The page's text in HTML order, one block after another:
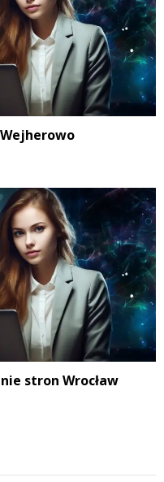
stron Wrocław